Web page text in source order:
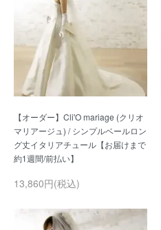
【オーダー】Cli'O mariage (クリオ
マリアージュ) / シンプルベールロン
グ丈イタリアチュール【お届けまで
13,860円(税込)